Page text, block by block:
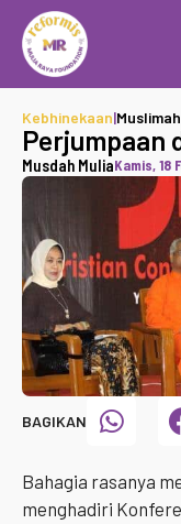
Kebhinekaan|
Perjumpaan
Musdah MuliaKamis, 18
BAGIKAN
Bahagia rasanya
menghadiri